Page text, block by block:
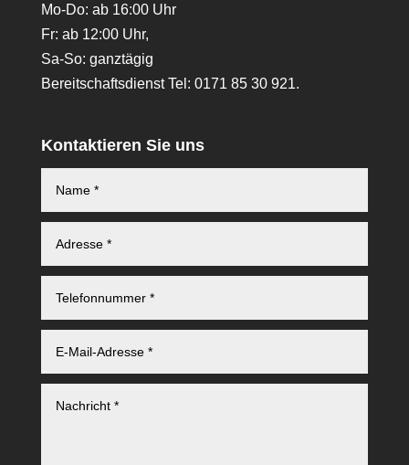
Mo-Do: ab 16:00 Uhr
Fr: ab 12:00 Uhr,
Sa-So: ganztägig
Bereitschaftsdienst Tel: 0171 85 30 921.
Kontaktieren Sie uns